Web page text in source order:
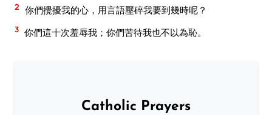
2 你們攪擾我的心，用言語壓碎我要到幾時呢？
3 你們這十次羞辱我；你們苦待我也不以為恥。
Catholic Prayers